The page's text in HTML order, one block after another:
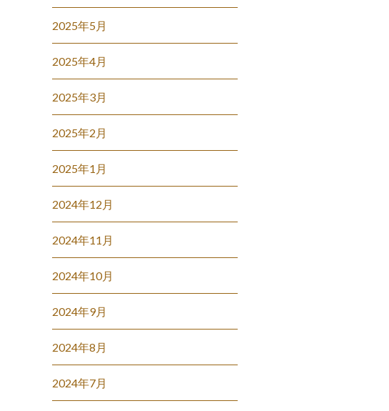
2025年5月
2025年4月
2025年3月
2025年2月
2025年1月
2024年12月
2024年11月
2024年10月
2024年9月
2024年8月
2024年7月